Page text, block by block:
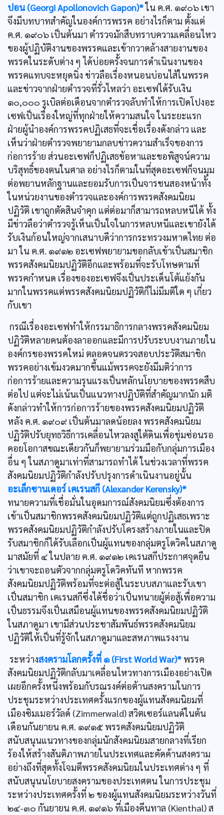
ปอน (Georgi Apollonovich Gapon)*ใน ค.ศ. ๑๙๐๖ เขา
จึงมีบทบาทสำคัญในองค์การพรรค อย่างไรก็ตาม ตั้งแต่
ค.ศ. ๑๙๐๖ เป็นต้นมา ตำรวจมักสืบทราบความเคลื่อนไหว
ของผู้ปฏิบัติงานของพรรคและเข้ากวาดล้างสายงานของ
พรรคในระดับต่าง ๆ ได้บ่อยครั้งจนการดำเนินงานของ
พรรคแทบจะหยุดนิ่ง ข่าวลือเรื่องหนอนบ่อนไส้ในพรรค
และข่าวจากฝ่ายตำรวจที่รั่วไหลว่า อะเซฟได้รับเงิน
๑๐,๐๐๐ รูเบิลต่อเดือนจากตำรวจลับทำให้การเปิดโปงอะ
เซฟเป็นเรื่องใหญ่ที่ทุกฝ่ายให้ความสนใจ ในระยะแรก
ฝ่ายผู้นำองค์การพรรคปฏิเสธที่จะเชื่อเรื่องดังกล่าว และ
เห็นว่าฝ่ายตำรวจพยายามกลบข่าวความสำเร็จของการ
ก่อการร้าย ส่วนอะเซฟก็ปฏิเสธข้อหาและขอพิสูจน์ความ
บริสุทธิ์ของตนในศาล อย่างไรก็ตามในที่สุดอะเซฟก็จนมุม
ต่อพยานหลักฐานและยอมรับการเป็นจารชนสองหน้าทั้ง
ในหน่วยงานของตำรวจและองค์การพรรคสังคมนิยม
ปฏิวัติ เขาถูกตัดสินจำคุก แต่ต่อมาก็สามารถหลบหนีได้ ทั้ง
มีข่าวลือว่าตำรวจรู้เห็นเป็นใจในการหลบหนีและเขายังได้
รับเงินก้อนใหญ่จากเสนาบดีว่าการกระทรวงมหาดไทย ต่อ
มา ใน ค.ศ. ๑๙๑๒ อะเซฟพยายามขอกลับเข้าเป็นสมาชิก
พรรคสังคมนิยมปฏิวัติอีกและพร้อมที่จะรับโทษตามที่
พรรคกำหนด เรื่องของอะเซฟจึงเป็นประเด็นโต้แย้งกัน
มากในพรรคแต่พรรคสังคมนิยมปฏิวัติก็ไม่มีมติใด ๆ เกี่ยว
กับเขา
กรณีเรื่องอะเซฟทำให้กรรมาธิการกลางพรรคสังคมนิยม
ปฏิวัติหลายคนต้องลาออกและมีการปรับระบบงานภายใน
องค์กรของพรรคใหม่ ตลอดจนตรวจสอบประวัติสมาชิก
พรรคอย่างเข้มงวดมากขึ้นแม้พรรคจะยังมีมติว่าการ
ก่อการร้ายและความรุนแรงเป็นหลักนโยบายของพรรคสืบ
ต่อไป แต่จะไม่เน้นเป็นแนวทางปฏิบัติที่สำคัญมากนัก มติ
ดังกล่าวทำให้การก่อการร้ายของพรรคสังคมนิยมปฏิวัติ
หลัง ค.ศ. ๑๙๐๙ เป็นต้นมาลดน้อยลง พรรคสังคมนิยม
ปฏิวัติปรับยุทธวิธีการเคลื่อนไหวลงสูใต้ดินเพื่อชุ่มซ่อนรอ
คอยโอกาสขณะเดียวกันก็พยายามร่วมมือกับกลุ่มการเมือง
อื่น ๆ ในสภาดูมาเท่าที่สามารถทำได้ ในช่วงเวลาที่พรรค
สังคมนิยมปฏิวัติกำลังปรับปรุงการดำเนินงานอยู่นั้น
อะเล็กซานเดอร์ เคเรนสกี (Alexander Kerensky)*
ทนายความที่เชื่อมั่นในอุดมการณ์สังคมนิยมซึ่งต้องการ
เข้าเป็นสมาชิกพรรคสังคมนิยมปฏิวัติแต่ถูกปฏิเสธเพราะ
พรรคสังคมนิยมปฏิวัติกำลังปรับโครงสร้างภายในและปิด
รับสมาชิกก็ได้รับเลือกเป็นผู้แทนของกลุ่มตรูโดวิคในสภาดู
มาสมัยที่ ๔ ในปลาย ค.ศ. ๑๙๑๒ เคเรนสกีประกาศจุดยืน
ว่าเขาจะถอนตัวจากกลุ่มตรูโดวิคทันที หากพรรค
สังคมนิยมปฏิวัติพร้อมที่จะต่อสู้ในระบบสภาและรับเขา
เป็นสมาชิก เคเรนสกีซึ่งได้ชื่อว่าเป็นทนายผู้ต่อสู้เพื่อความ
เป็นธรรมจึงเป็นเสมือนผู้แทนของพรรคสังคมนิยมปฏิวัติ
ในสภาดูมา เขามีส่วนประชาสัมพันธ์พรรคสังคมนิยม
ปฏิวัติให้เป็นที่รู้จักในสภาดูมาและสหภาพแรงงาน
ระหว่างสงครามโลกครั้งที่ ๑ (First World War)* พรรค
สังคมนิยมปฏิวัติกลับมาเคลื่อนไหวทางการเมืองอย่างเปิด
เผยอีกครั้งหนึ่งพร้อมกับรณรงค์ต่อต้านสงครามในการ
ประชุมระหว่างประเทศครั้งแรกของผู้แทนสังคมนิยมที่
เมืองซิมเมอร์วัลด์ (Zimmerwald) สวิตเซอร์แลนด์ในต้น
เดือนกันยายน ค.ศ. ๑๙๑๕ พรรคสังคมนิยมปฏิวัติ
สนับสนุนแนวทางของกลุ่มนักสังคมนิยมสายกลางที่เรียก
ร้องให้สร้างสันติภาพภายในประเทศและคัดค้านสงคราม
อย่างถึงที่สุดทั้งโจมตีพรรคสังคมนิยมในประเทศต่าง ๆ ที่
สนับสนุนนโยบายสงครามของประเทศตน ในการประชุม
ระหว่างประเทศครั้งที่ ๒ ของผู้แทนสังคมนิยมระหว่างวันที่
๒๔-๓๐ กันยายน ค.ศ. ๑๙๑๖ ที่เมืองคีนทาล (Kienthal) ส